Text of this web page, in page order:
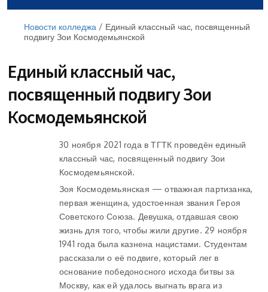
Новости колледжа / Единый классный час, посвященный
подвигу Зои Космодемьянской
Единый классный час,
посвященный подвигу Зои
Космодемьянской
30 ноября 2021 года в ТГТК проведён единый
классный час, посвященный подвигу Зои
Космодемьянской.
Зоя Космодемьянская — отважная партизанка,
первая женщина, удостоенная звания Героя
Советского Союза. Девушка, отдавшая свою
жизнь для того, чтобы жили другие. 29 ноября
1941 года была казнена нацистами. Студентам
рассказали о её подвиге, который лег в
основание победоносного исхода битвы за
Москву, как ей удалось выгнать врага из